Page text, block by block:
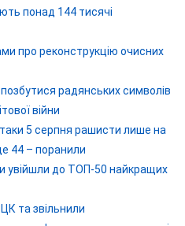
понад 144 тисячі
про реконструкцію очисних
радянських символів
війни
5 серпня рашисти лише на
44 – поранили
увійшли до ТОП-50 найкращих
та звільнили